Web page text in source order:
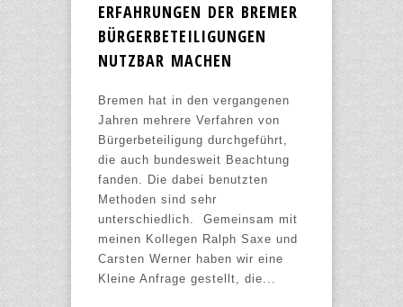
ERFAHRUNGEN DER BREMER
BÜRGERBETEILIGUNGEN
NUTZBAR MACHEN
Bremen hat in den vergangenen
Jahren mehrere Verfahren von
Bürgerbeteiligung durchgeführt,
die auch bundesweit Beachtung
fanden. Die dabei benutzten
Methoden sind sehr
unterschiedlich. Gemeinsam mit
meinen Kollegen Ralph Saxe und
Carsten Werner haben wir eine
Kleine Anfrage gestellt, die...